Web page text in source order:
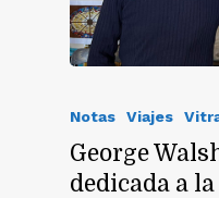
Notas Viajes
George
dedicada a